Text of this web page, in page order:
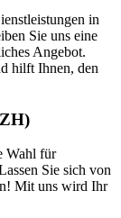
in
Sie uns eine
Angebot.
hilft Ihnen, den
Wahl für
Sie sich von
Mit uns wird Ihr